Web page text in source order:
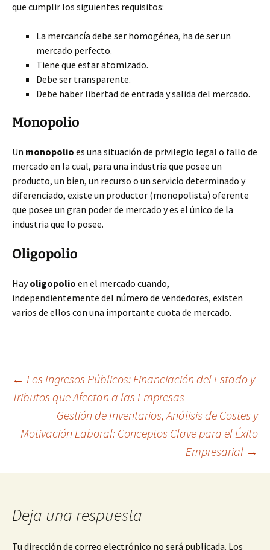
que cumplir los siguientes requisitos:
La mercancía debe ser homogénea, ha de ser un
mercado perfecto.
Tiene que estar atomizado.
Debe ser transparente.
Debe haber libertad de entrada y salida del mercado.
Monopolio
Un monopolio es una situación de privilegio legal o fallo de
mercado en la cual, para una industria que posee un
producto, un bien, un recurso o un servicio determinado y
diferenciado, existe un productor (monopolista) oferente
que posee un gran poder de mercado y es el único de la
industria que lo posee.
Oligopolio
Hayoligopolio en el mercado cuando,
independientemente del número de vendedores, existen
varios de ellos con una importante cuota de mercado.
Navegación
de
entradas
← Los Ingresos Públicos: Financiación del Estado y
Tributos que Afectan a las Empresas
Gestión de Inventarios, Análisis de Costes y
Motivación Laboral: Conceptos Clave para el Éxito
Empresarial →
Deja una respuesta
Tu dirección de correo electrónico no será publicada. Los